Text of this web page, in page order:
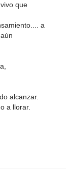
que
a
alcanzar.
a llorar.